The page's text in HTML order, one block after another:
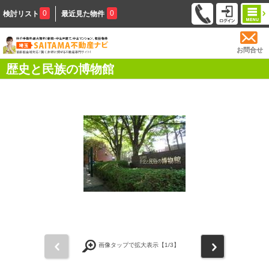
検討リスト 0 最近見た物件 0
お問合せ
歴史と民族の博物館
画像タップで拡大表示【1/3】